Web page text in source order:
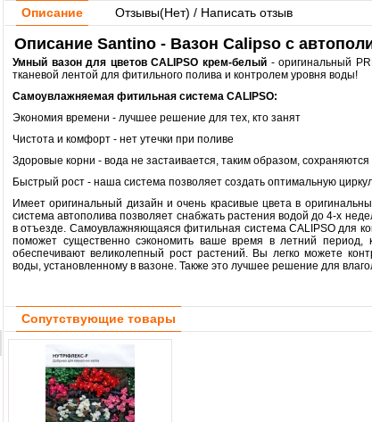
Описание Отзывы(Нет) / Написать отзыв
Описание Santino - Вазон Calipso с
Умный вазон для цветов CALIPSO крем-белый - оригинальный
тканевой лентой для фитильного полива и контролем уровня воды!
Самоувлажняемая фитильная система CALIPSO:
Экономия времени - лучшее решение для тех, кто занят
Чистота и комфорт - нет утечки при поливе
Здоровые корни - вода не застаивается, таким образом,
Быстрый рост - наша система позволяет создать оптимальную
Имеет оригинальный дизайн и очень красивые цвета в
система автополива позволяет снабжать растения водой до 4-х
в отъезде. Самоувлажняющаяся фитильная система CALIPSO для
поможет существенно сэкономить ваше время в летний период,
обеспечивают великолепный рост растений. Вы легко можете
воды, установленному в вазоне. Также это лучшее решение для
Сопутствующие товары